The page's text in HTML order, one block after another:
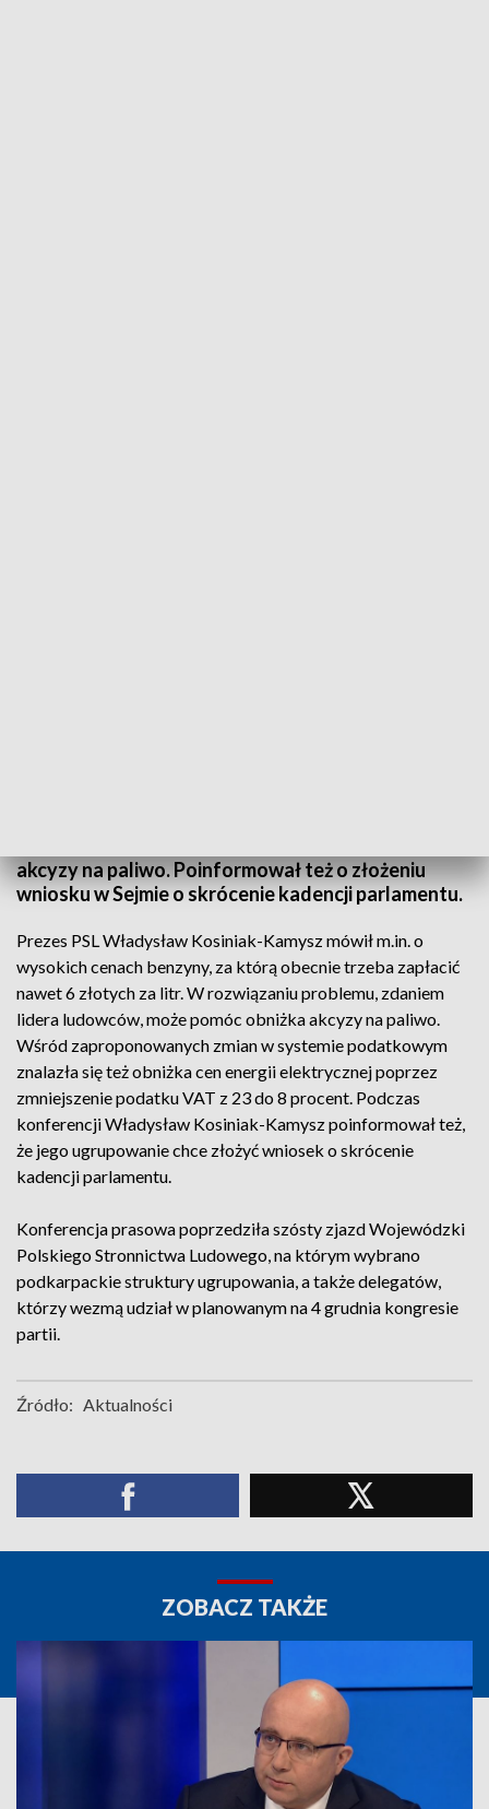
akcyzy na paliwo. Poinformował też o złożeniu
wniosku w Sejmie o skrócenie kadencji parlamentu.
Prezes PSL Władysław Kosiniak-Kamysz mówił m.in. o
wysokich cenach benzyny, za którą obecnie trzeba zapłacić
nawet 6 złotych za litr. W rozwiązaniu problemu, zdaniem
lidera ludowców, może pomóc obniżka akcyzy na paliwo.
Wśród zaproponowanych zmian w systemie podatkowym
znalazła się też obniżka cen energii elektrycznej poprzez
zmniejszenie podatku VAT z 23 do 8 procent. Podczas
konferencji Władysław Kosiniak-Kamysz poinformował też,
że jego ugrupowanie chce złożyć wniosek o skrócenie
kadencji parlamentu.
Konferencja prasowa poprzedziła szósty zjazd Wojewódzki
Polskiego Stronnictwa Ludowego, na którym wybrano
podkarpackie struktury ugrupowania, a także delegatów,
którzy wezmą udział w planowanym na 4 grudnia kongresie
partii.
Źródło: Aktualności
ZOBACZ TAKŻE